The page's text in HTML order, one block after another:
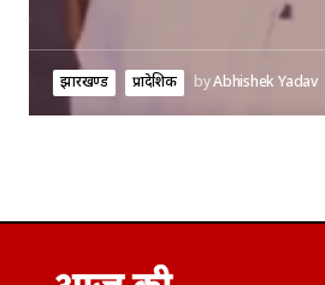
झारखण्ड प्रादेशिक byAbhishek Yadav